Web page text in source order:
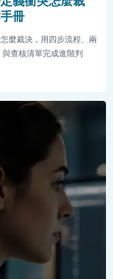
冊
麼裁決，用四步流程、兩
查核清單完成進階判